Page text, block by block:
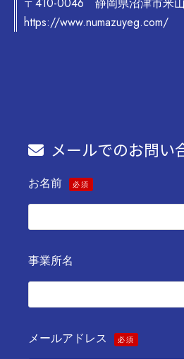
〒410-0046 静岡県沼津市米
https://www.numazuyeg.com/
メールでのお問い
お名前 必須
事業所名
メールアドレス 必須